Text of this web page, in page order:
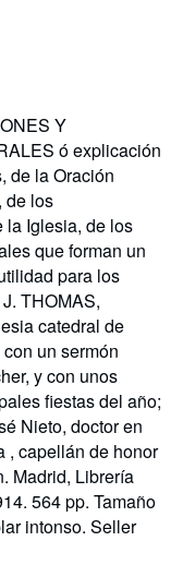
Y
ó explicación
de la Oración
de los
la Iglesia, de los
que forman un
para los
THOMAS,
catedral de
un sermón
y con unos
fiestas del año;
Nieto, doctor en
, capellán de honor
Madrid, Librería
564 pp. Tamaño
intonso. Seller